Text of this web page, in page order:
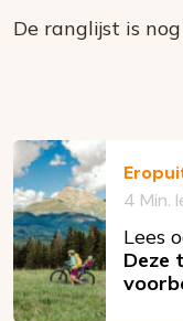
De ranglijst is
4 Min.
Lees
Deze